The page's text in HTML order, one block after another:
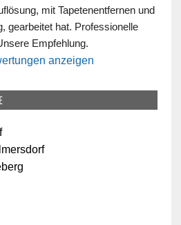
mit Tapetenentfernen und
gearbeitet hat. Professionelle
Empfehlung.
anzeigen